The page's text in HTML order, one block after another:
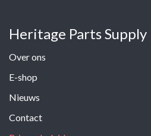
Heritage Parts Supply
Over ons
E-shop
Nieuws
Contact